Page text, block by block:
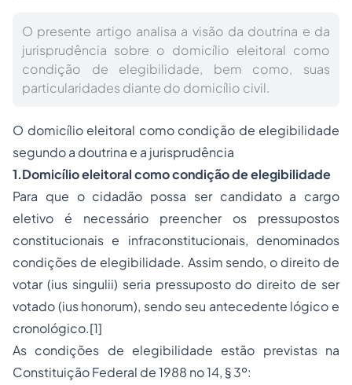
O presente artigo analisa a visão da doutrina e da
jurisprudência sobre o domicílio eleitoral como
condição de elegibilidade, bem como, suas
particularidades diante do domicílio civil.
O domicílio eleitoral como condição de elegibilidade
segundo a doutrina e a jurisprudência
1.Domicílio eleitoral como condição de elegibilidade
Para que o cidadão possa ser candidato a cargo
eletivo é necessário preencher os pressupostos
constitucionais e infraconstitucionais, denominados
condições de elegibilidade. Assim sendo, o direito de
votar (ius singulii) seria pressuposto do direito de ser
votado (ius honorum), sendo seu antecedente lógico e
cronológico.[1]
As condições de elegibilidade estão previstas na
Constituição Federal de 1988 no 14, § 3º: